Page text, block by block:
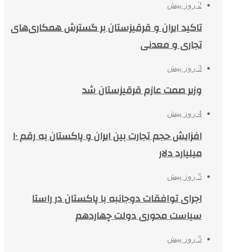
2 روز پیش
تاکید ایران و قرقیزستان بر گسترش همکاری‌های
تجاری و معدنی
3 روز پیش
وزیر صمت عازم قرقیزستان شد
4 روز پیش
افزایش حجم تجارت بین ایران و پاکستان به رقم ۱۰
میلیارد دلار
5 روز پیش
اجرای توافقات دوجانبه با پاکستان در راستا
سیاست محوری دولت چهاردهم
5 روز پیش